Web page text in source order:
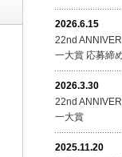
2026.6.15
22nd
一大賞 応募締
2026.3.30
22nd
一大賞
2025.11.20